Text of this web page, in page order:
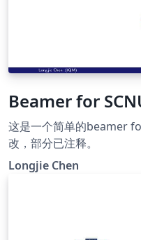
Beamer for
这是一个简单的beamer
改，部分已注释。
Longjie Chen